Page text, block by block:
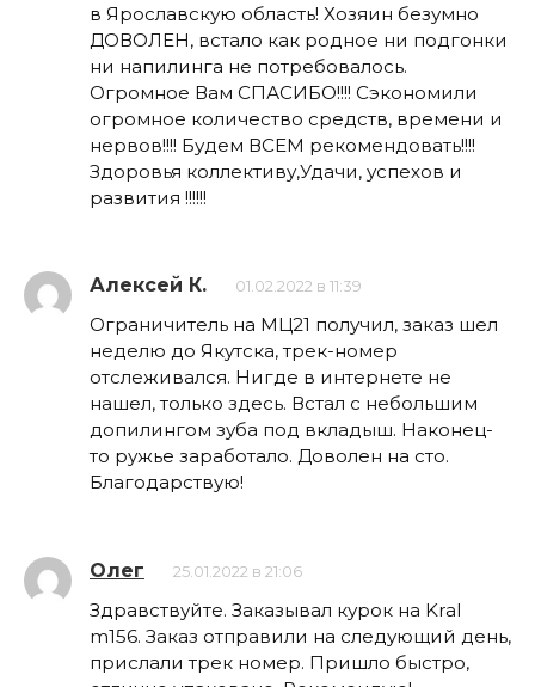
в Ярославскую область! Хозяин безумно
ДОВОЛЕН, встало как родное ни подгонки
ни напилинга не потребовалось.
Огромное Вам СПАСИБО!!!! Сэкономили
огромное количество средств, времени и
нервов!!!! Будем ВСЕМ рекомендовать!!!!
Здоровья коллективу,Удачи, успехов и
развития !!!!!!
Алексей К. 01.02.2022 в 11:39
Ограничитель на МЦ21 получил, заказ шел
неделю до Якутска, трек-номер
отслеживался. Нигде в интернете не
нашел, только здесь. Встал с небольшим
допилингом зуба под вкладыш. Наконец-
то ружье заработало. Доволен на сто.
Благодарствую!
Олег 25.01.2022 в 21:06
Здравствуйте. Заказывал курок на Kral
m156. Заказ отправили на следующий день,
прислали трек номер. Пришло быстро,